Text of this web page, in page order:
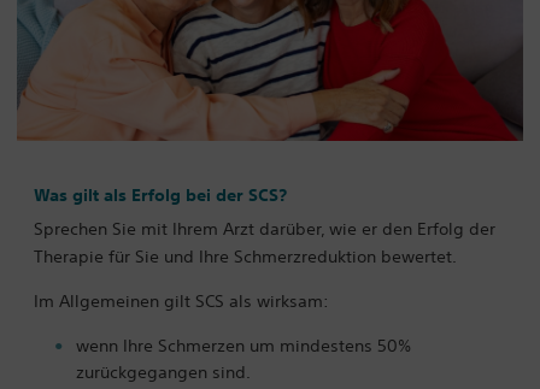
Was gilt als Erfolg bei der SCS?
Sprechen Sie mit Ihrem Arzt darüber, wie er den Erfolg der
Therapie für Sie und Ihre Schmerzreduktion bewertet.
Im Allgemeinen gilt SCS als wirksam:
wenn Ihre Schmerzen um mindestens 50%
zurückgegangen sind.